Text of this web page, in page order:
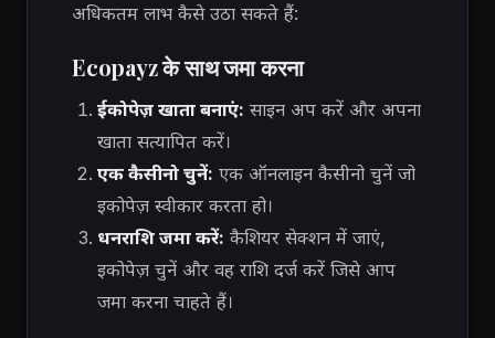
अधिकतम लाभ कैसे उठा सकते हैं:
Ecopayz के साथ जमा करना
ईकोपेज़ खाता बनाएं: साइन अप करें और अपना
खाता सत्यापित करें।
एक कैसीनो चुनें: एक ऑनलाइन कैसीनो चुनें जो
इकोपेज़ स्वीकार करता हो।
धनराशि जमा करें: कैशियर सेक्शन में जाएं,
इकोपेज़ चुनें और वह राशि दर्ज करें जिसे आप
जमा करना चाहते हैं।